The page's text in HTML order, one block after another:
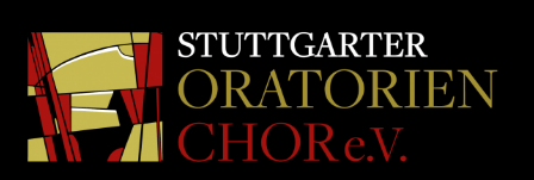
SkipHome Veranstaltung